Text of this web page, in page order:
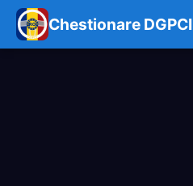
Chestionare DGPCI